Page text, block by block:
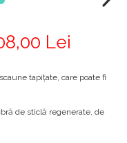
Lei
tapițate, care poate fi
de sticlă regenerate, de